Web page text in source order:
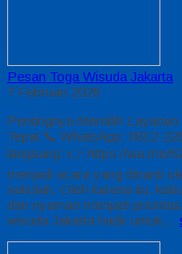
Pesan Toga Wisuda Jakarta
7 Februari 2026
Pentingnya Memilih
Tepat 📞 WhatsApp: 0812-
langsung: 👉 https://wa.me/
menjadi acara yang dinanti
sekolah. Oleh karena itu,
dan nyaman menjadi
wisuda Jakarta hadir untuk…